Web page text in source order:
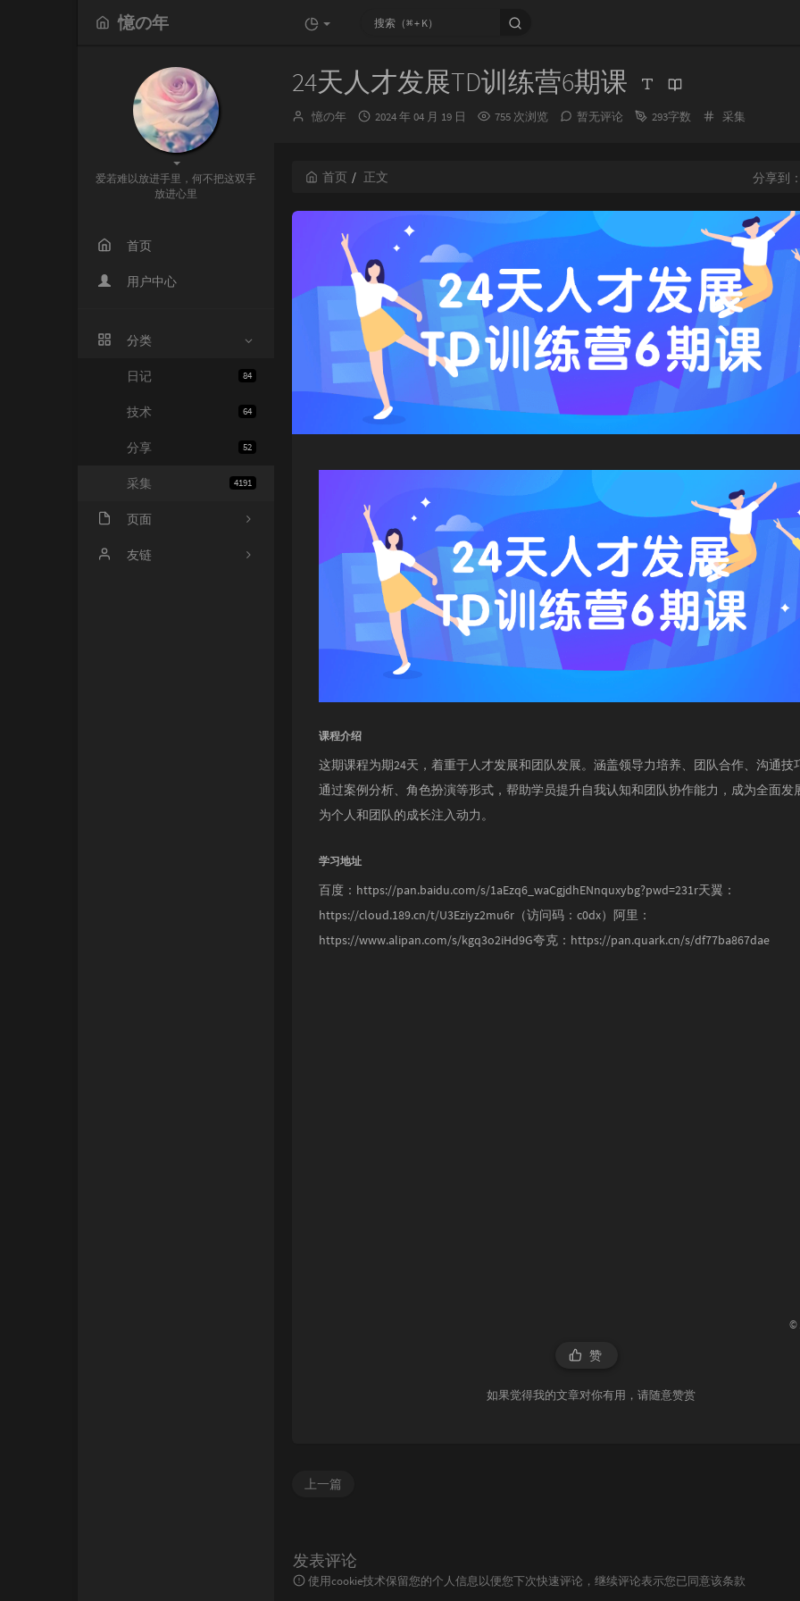
憶の年
爱若难以放进手里，何不把这双手
放进心里
首页
用户中心
分类
84
日记
64
技术
52
分享
4191
采集
页面
会员中心
友链
24天人才发展TD训练营6期课
博
憶の年
发
2024 年 04 月 19 日 755 次浏览 暂无评论 293字数
分
采集
首页 正文 分享到
课程介绍
这期课程为期24天，着重于人才发展和团队发展。涵盖领导力培养、团队合作、沟通技
通过案例分析、角色扮演等形式，帮助学员提升自我认知和团队协作能力，成为全面发
为个人和团队的成长注入动力。
学习地址
百度：https://pan.baidu.com/s/1aEzq6_waCgjdhENnquxybg?pwd=231r天翼：
https://cloud.189.cn/t/U3Eziyz2mu6r（访问码：c0dx）阿里：
https://www.alipan.com/s/kgq3o2iHd9G夸克：https://pan.quark.cn/s/df77ba867dae
©
赞
如果觉得我的文章对你有用，请随意赞赏
上一篇
发表评论
使用cookie技术保留您的个人信息以便您下次快速评论，继续评论表示您已同意该条款